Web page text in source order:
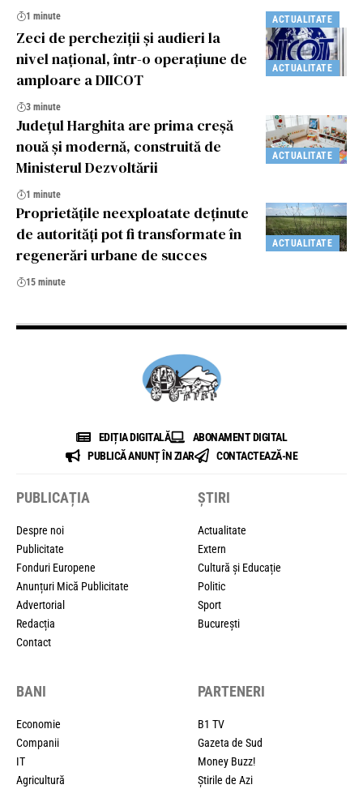
ACTUALITATE
1 minute
ACTUALITATE
Zeci de percheziții și audieri la
nivel național, într-o operațiune de
amploare a DIICOT
3 minute
ACTUALITATE
Județul Harghita are prima creșă
nouă și modernă, construită de
Ministerul Dezvoltării
1 minute
ACTUALITATE
Proprietățile neexploatate deținute
de autorități pot fi transformate în
regenerări urbane de succes
15 minute
EDIȚIA DIGITALĂ
ABONAMENT DIGITAL
PUBLICĂ ANUNȚ ÎN ZIAR
CONTACTEAZĂ-NE
PUBLICAȚIA
Despre noi
Publicitate
Fonduri Europene
Anunțuri Mică Publicitate
Advertorial
Redacția
Contact
ȘTIRI
Actualitate
Extern
Cultură și Educație
Politic
Sport
București
BANI
Economie
Companii
IT
Agricultură
PARTENERI
B1 TV
Gazeta de Sud
Money Buzz!
Știrile de Azi